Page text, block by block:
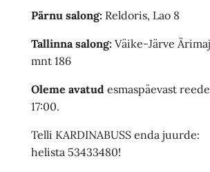
Pärnu salong: Reldoris, Lao 8
Tallinna salong: Väike-Järve
mnt 186
Oleme avatud esmaspäevast
17:00.
Telli KARDINABUSS enda juurde:
helista 53433480!